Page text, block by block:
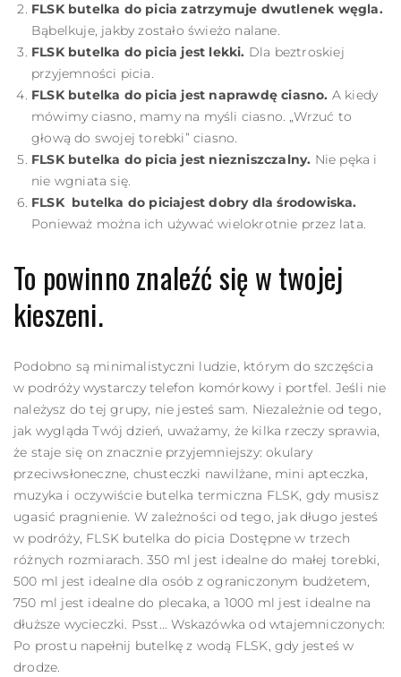
FLSK butelka do piciazatrzymuje dwutlenek węgla.
Bąbelkuje, jakby zostało świeżo nalane.
FLSK butelka do picia jest lekki. Dla beztroskiej
przyjemności picia.
FLSK butelka do picia jest naprawdę ciasno. A kiedy
mówimy ciasno, mamy na myśli ciasno. „Wrzuć to
głową do swojej torebki” ciasno.
FLSK butelka do picia jest niezniszczalny. Nie pęka i
nie wgniata się.
FLSK butelka do piciajest dobry dla środowiska.
Ponieważ można ich używać wielokrotnie przez lata.
To powinno znaleźć się w twojej
kieszeni.
Podobno są minimalistyczni ludzie, którym do szczęścia
w podróży wystarczy telefon komórkowy i portfel. Jeśli nie
należysz do tej grupy, nie jesteś sam. Niezależnie od tego,
jak wygląda Twój dzień, uważamy, że kilka rzeczy sprawia,
że staje się on znacznie przyjemniejszy: okulary
przeciwsłoneczne, chusteczki nawilżane, mini apteczka,
muzyka i oczywiście butelka termiczna FLSK, gdy musisz
ugasić pragnienie. W zależności od tego, jak długo jesteś
w podróży, FLSK butelka do picia Dostępne w trzech
różnych rozmiarach. 350 ml jest idealne do małej torebki,
500 ml jest idealne dla osób z ograniczonym budżetem,
750 ml jest idealne do plecaka, a 1000 ml jest idealne na
dłuższe wycieczki. Psst... Wskazówka od wtajemniczonych:
Po prostu napełnij butelkę z wodą FLSK, gdy jesteś w
drodze.